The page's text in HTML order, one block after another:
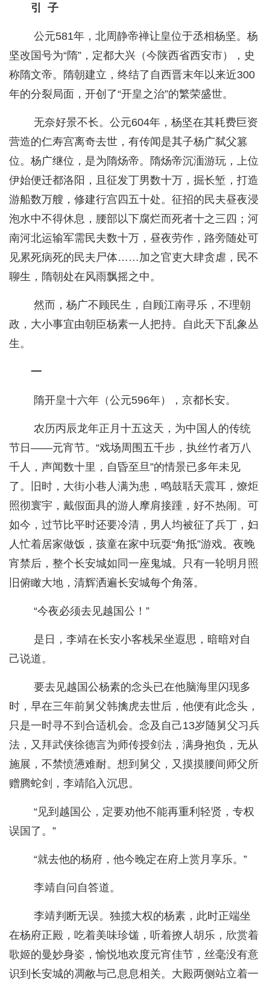
引 子
公元581年，北周静帝禅让皇位于丞相杨坚。杨
坚改国号为“隋”，定都大兴（今陕西省西安市），史
称隋文帝。隋朝建立，终结了自西晋末年以来近300
年的分裂局面，开创了“开皇之治”的繁荣盛世。
无奈好景不长。公元604年，杨坚在其耗费巨资
营造的仁寿宫离奇去世，有传闻是其子杨广弑父篡
位。杨广继位，是为隋炀帝。隋炀帝沉湎游玩，上位
伊始便迁都洛阳，且征发丁男数十万，掘长堑，打造
游船数万艘，修建行宫四五十处。征招的民夫昼夜浸
泡水中不得休息，腰部以下腐烂而死者十之三四；河
南河北运输军需民夫数十万，昼夜劳作，路旁随处可
见累死病死的民夫尸体……加之官吏大肆贪虐，民不
聊生，隋朝处在风雨飘摇之中。
然而，杨广不顾民生，自顾江南寻乐，不理朝
政，大小事宜由朝臣杨素一人把持。自此天下乱象丛
生。
一
隋开皇十六年（公元596年），京都长安。
农历丙辰龙年正月十五这天，为中国人的传统
节日——元宵节。“戏场周围五千步，执丝竹者万八
千人，声闻数十里，自昏至旦”的情景已多年未见
了。旧时，大街小巷人满为患，鸣鼓聒天震耳，燎炬
照彻寰宇，戴假面具的游人摩肩接踵，好不热闹。可
如今，过节比平时还要冷清，男人均被征了兵丁，妇
人忙着居家做饭，孩童在家中玩耍“角抵”游戏。夜晚
宵禁后，整个长安城如同一座鬼城。只有一轮明月照
旧俯瞰大地，清辉洒遍长安城每个角落。
“今夜必须去见越国公！”
是日，李靖在长安小客栈呆坐遐思，暗暗对自
己说道。
要去见越国公杨素的念头已在他脑海里闪现多
时，早在三年前舅父韩擒虎去世后，他便有此念头，
只是一时寻不到合适机会。念及自己13岁随舅父习兵
法，又拜武侠徐德言为师传授剑法，满身抱负，无从
施展，不禁愤懑难耐。想到舅父，又摸摸腰间师父所
赠腾蛇剑，李靖陷入沉思。
“见到越国公，定要劝他不能再重利轻贤，专权
误国了。”
“就去他的杨府，他今晚定在府上赏月享乐。”
李靖自问自答道。
李靖判断无误。独揽大权的杨素，此时正端坐
在杨府正殿，吃着美味珍馐，听着撩人胡乐，欣赏着
歌姬的曼妙身姿，愉悦地欢度元宵佳节，丝毫没有意
识到长安城的凋敝与己息息相关。大殿两侧站立着一